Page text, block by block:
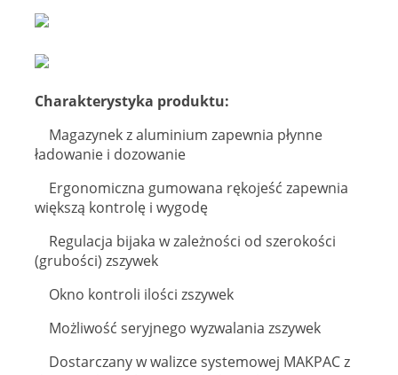
Charakterystyka produktu:
Magazynek z aluminium zapewnia płynne
ładowanie i dozowanie
Ergonomiczna gumowana rękojeść zapewnia
większą kontrolę i wygodę
Regulacja bijaka w zależności od szerokości
(grubości) zszywek
Okno kontroli ilości zszywek
Możliwość seryjnego wyzwalania zszywek
Dostarczany w walizce systemowej MAKPAC z